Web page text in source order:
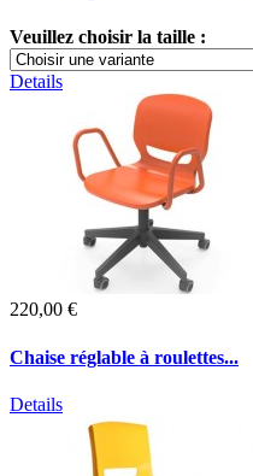
Veuillez choisir la taille :
Details
220,00 €
Chaise réglable à roulettes...
Details